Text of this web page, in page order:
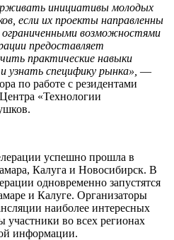
инициативы молодых
если их проекты направленны
ограниченными возможностями
предоставляет
практические навыки
узнать специфику рынка», —
по работе с резидентами
«Технологии
успешно прошла в
Калуга и Новосибирск. В
одновременно запустятся
и Калуге. Организаторы
наиболее интересных
участники во всех регионах
информации.